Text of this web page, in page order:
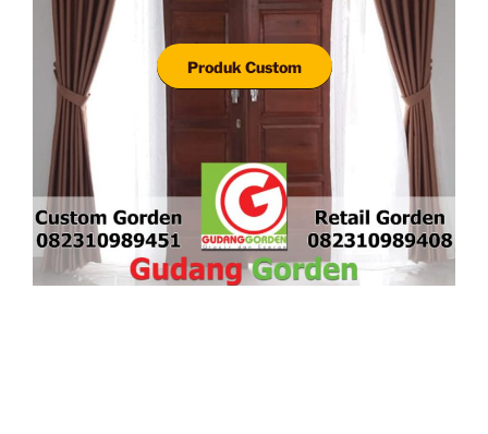
Produk Custom